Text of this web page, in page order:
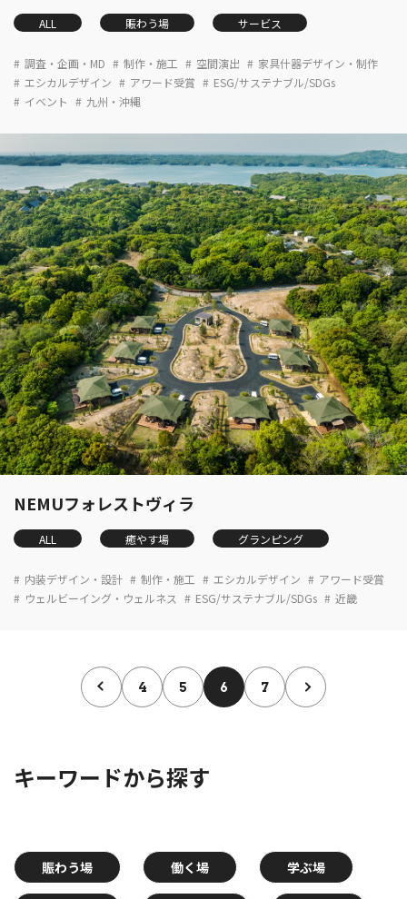
ALL 賑わう場 サービス
調査・企画・MD 制作・施工 空間演出
家具什器デザイン・制作
エシカルデザイン
アワード受賞
ESG/サステナブル/SDGs
イベント
九州・沖縄
NEMUフォレストヴィラ
ALL 癒やす場 グランピング
内装デザイン・設計 制作・施工 エシカルデザイン
アワード受賞
ウェルビーイング・ウェルネス
ESG/サステナブル/SDGs 近畿
4 5 6 7
キーワードから探す
賑わう場 働く場 学ぶ場